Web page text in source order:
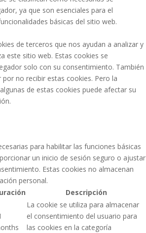
ya que son esenciales para el
básicas del sitio web.
de terceros que nos ayudan a analizar y
este sitio web. Estas cookies se
solo con su consentimiento. También
no recibir estas cookies. Pero la
de estas cookies puede afectar su
para habilitar las funciones básicas
un inicio de sesión seguro o ajustar
Estas cookies no almacenan
personal.
Descripción
La cookie se utiliza para almacenar
el consentimiento del usuario para
las cookies en la categoría